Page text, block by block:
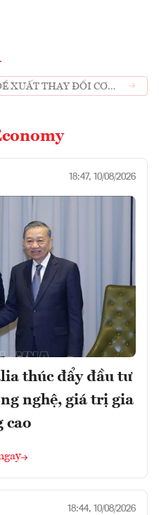
XUẤT THAY ĐỔI CƠ
18:47, 10/08/2026
thúc đẩy đầu tư
nghệ, giá trị gia
cao
18:44, 10/08/2026